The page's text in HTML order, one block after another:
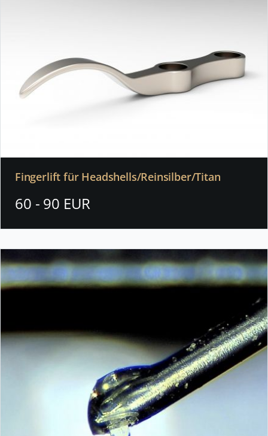
Fingerlift für Headshells/Reinsilber/Titan
60 - 90 EUR